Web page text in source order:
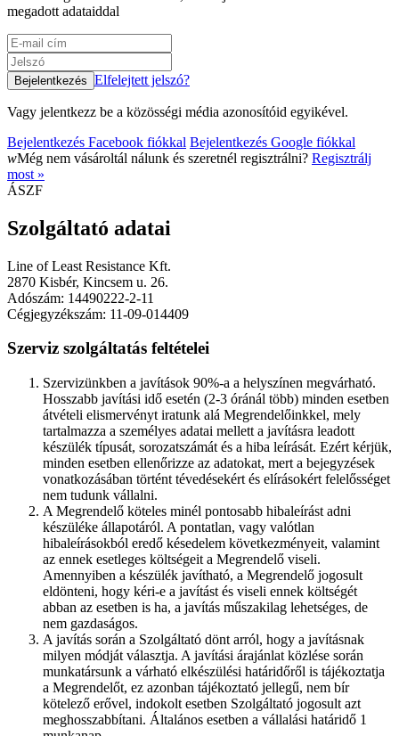
megadott adataiddal
Elfelejtett jelszó?
Vagy jelentkezz be a közösségi média azonosítóid egyikével.
Bejelentkezés Facebook fiókkal Bejelentkezés Google fiókkal
wMég nem vásároltál nálunk és szeretnél regisztrálni? Regisztrálj
most »
ÁSZF
Szolgáltató adatai
Line of Least Resistance Kft.
2870 Kisbér, Kincsem u. 26.
Adószám: 14490222-2-11
Cégjegyzékszám: 11-09-014409
Szerviz szolgáltatás feltételei
Szervizünkben a javítások 90%-a a helyszínen megvárható.
Hosszabb javítási idő esetén (2-3 óránál több) minden esetben
átvételi elismervényt iratunk alá Megrendelőinkkel, mely
tartalmazza a személyes adatai mellett a javításra leadott
készülék típusát, sorozatszámát és a hiba leírását. Ezért kérjük,
minden esetben ellenőrizze az adatokat, mert a bejegyzések
vonatkozásában történt tévedésekért és elírásokért felelősséget
nem tudunk vállalni.
A Megrendelő köteles minél pontosabb hibaleírást adni
készüléke állapotáról. A pontatlan, vagy valótlan
hibaleírásokból eredő késedelem következményeit, valamint
az ennek esetleges költségeit a Megrendelő viseli.
Amennyiben a készülék javítható, a Megrendelő jogosult
eldönteni, hogy kéri-e a javítást és viseli ennek költségét
abban az esetben is ha, a javítás műszakilag lehetséges, de
nem gazdaságos.
A javítás során a Szolgáltató dönt arról, hogy a javításnak
milyen módját választja. A javítási árajánlat közlése során
munkatársunk a várható elkészülési határidőről is tájékoztatja
a Megrendelőt, ez azonban tájékoztató jellegű, nem bír
kötelező erővel, indokolt esetben Szolgáltató jogosult azt
meghosszabbítani. Általános esetben a vállalási határidő 1